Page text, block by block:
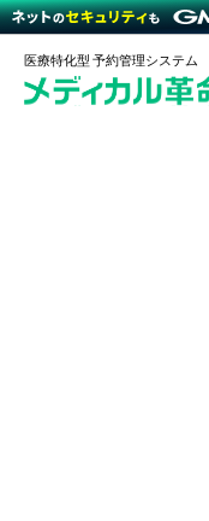
医療特化型 予約管理システム